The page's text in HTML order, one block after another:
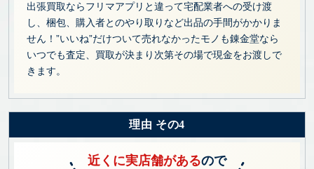
出張買取ならフリマアプリと違って宅配業者への受け渡
し、梱包、購入者とのやり取りなど出品の手間がかかりま
せん！”いいね”だけついて売れなかったモノも錬金堂なら
いつでも査定、買取が決まり次第その場で現金をお渡しで
きます。
理由 その4
近くに実店舗があるので